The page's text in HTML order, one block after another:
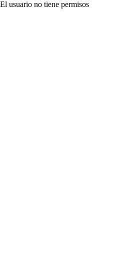
El usuario no tiene permisos